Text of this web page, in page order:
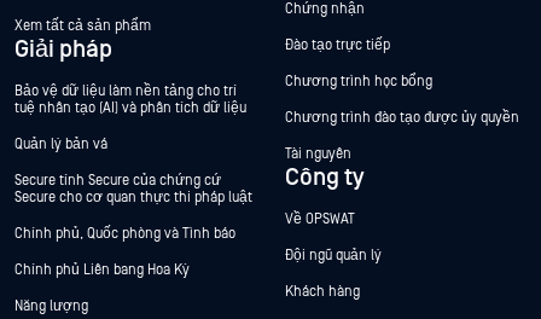
Xem tất cả sản phẩm
Giải pháp
Bảo vệ dữ liệu làm nền tảng cho trí
tuệ nhân tạo (AI) và phân tích dữ liệu
Quản lý bản vá
Secure tính Secure của chứng cứ
Secure cho cơ quan thực thi pháp luật
Chính phủ, Quốc phòng và Tình báo
Chính phủ Liên bang Hoa Kỳ
Năng lượng
Chứng nhận
Đào tạo trực tiếp
Chương trình học bổng
Chương trình đào tạo được ủy quyền
Tài nguyên
Công ty
Về OPSWAT
Đội ngũ quản lý
Khách hàng